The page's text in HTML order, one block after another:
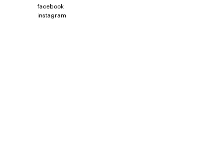
facebook
instagram